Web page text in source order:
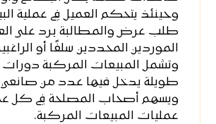
وحينئذ يتحكم العميل في عملية
طلب عرض والمطالبة برد على
الموردين المحددين سلفًا أو
وتشمل المبيعات المركبة
طويلة يدخل فيها عدد من صانعي
ويسهم أصحاب المصلحة في كل
عمليات المبيعات المركبة.